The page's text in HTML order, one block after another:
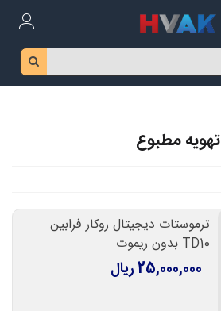
تهویه مطبوع
ترموستات دیجیتال روکار فرابین
TD10 بدون ریموت
25,000,000 ریال